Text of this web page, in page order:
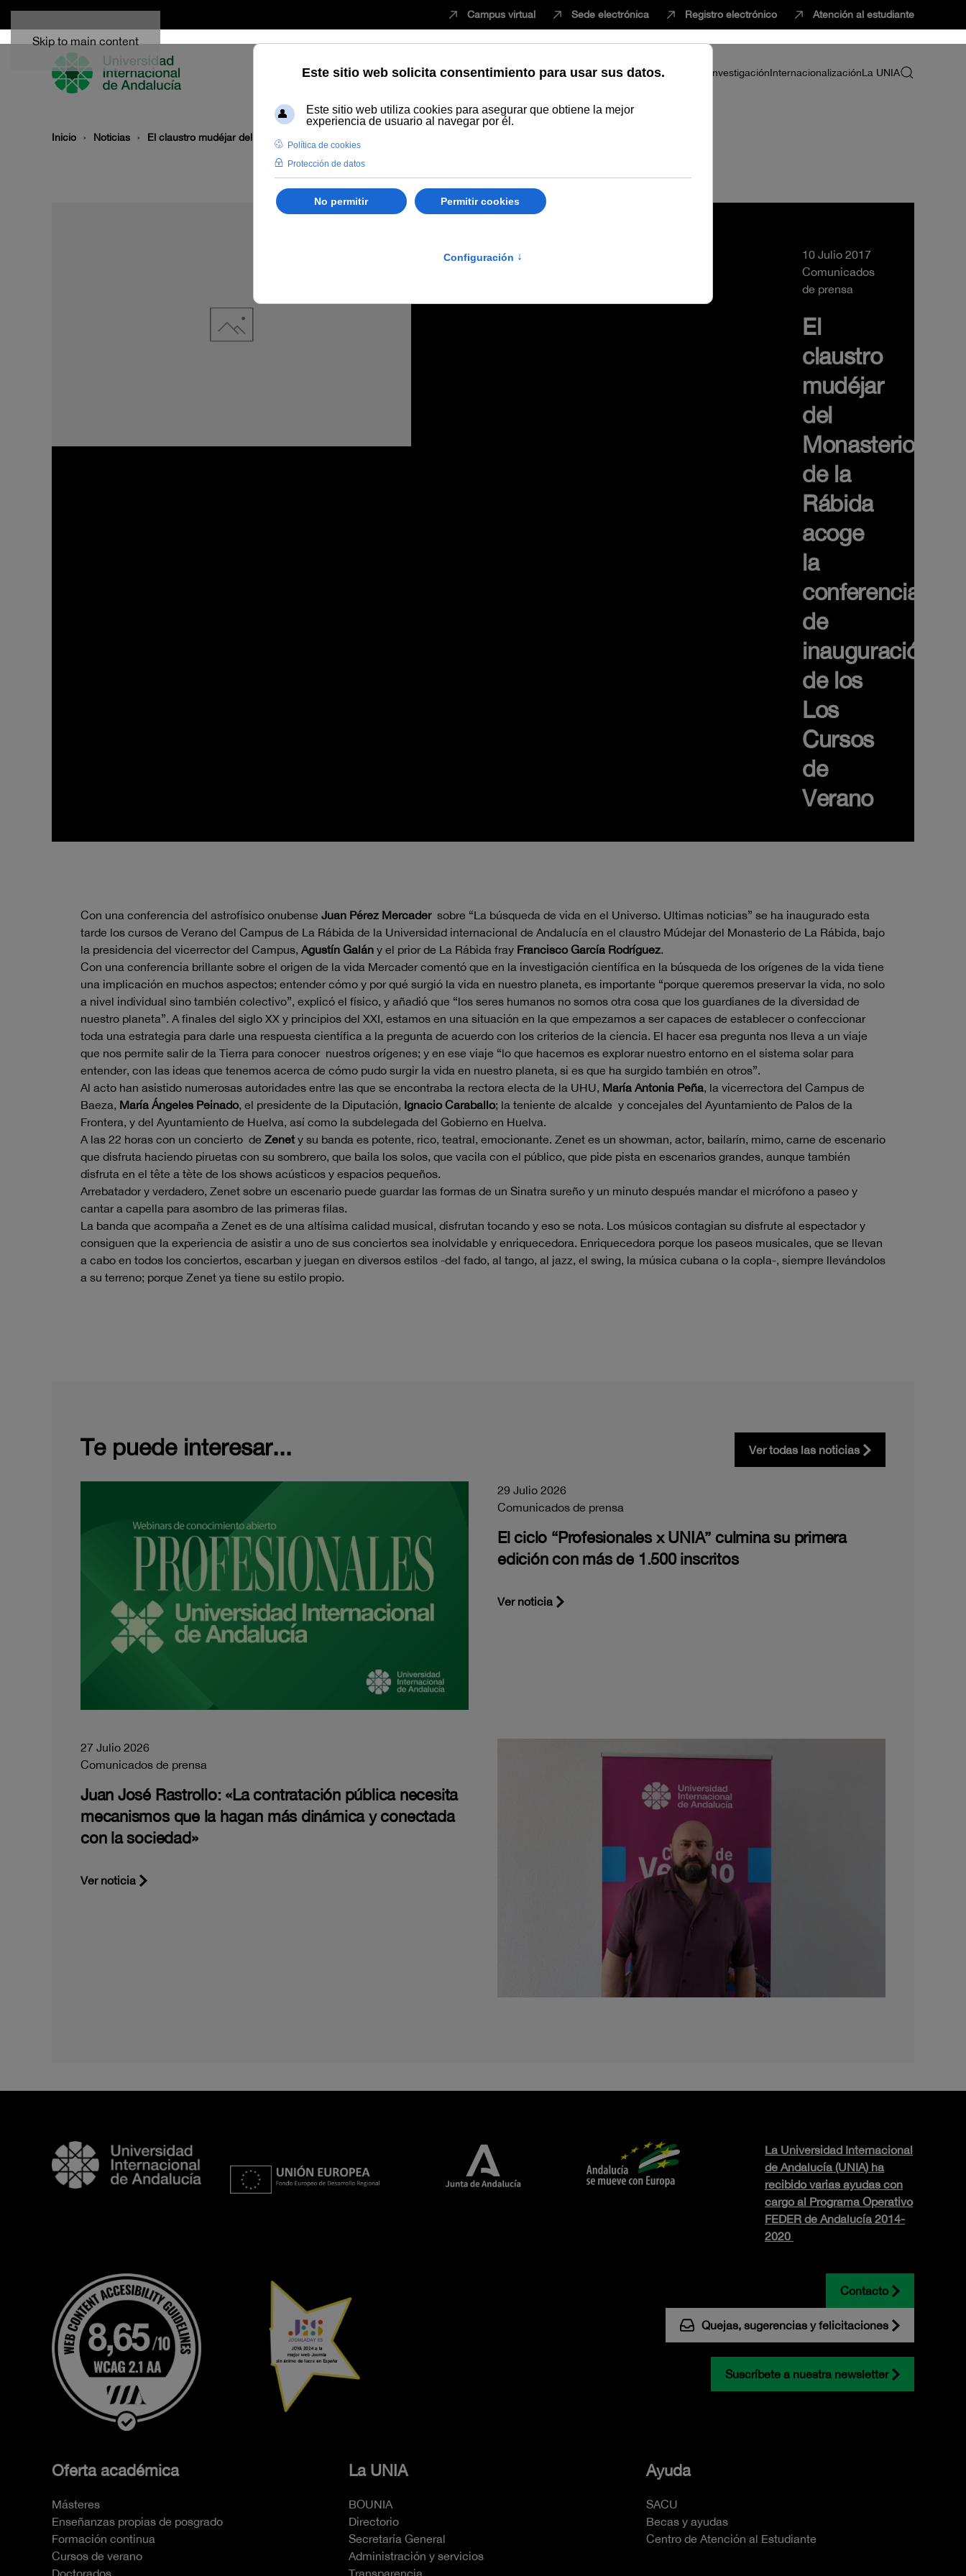
Skip to main content
Campus virtual Sede electrónica Registro electrónico Atención al estudiante
EstudiarInnovaciónVida universitariaProfesorado InvestigaciónInternacionalizaciónLa UNIA
Inicio Noticias El claustro mudéjar del Monasterio de la Rábida acoge la conferencia de inauguración de los Los Cursos de Verano
10 Julio 2017
Comunicados
de prensa
El
claustro
mudéjar
del
Monasterio
de la
Rábida
acoge
la
conferencia
de
inauguración
de los
Los
Cursos
de
Verano
Con una conferencia del astrofísico onubense Juan Pérez Mercadersobre “La búsqueda de vida en el Universo. Ultimas noticias” se ha inaugurado esta
tarde los cursos de Verano del Campus de La Rábida de la Universidad internacional de Andalucía en el claustro Múdejar del Monasterio de La Rábida, bajo
la presidencia del vicerrector del Campus, Agustín Galán y el prior de La Rábida fray Francisco García Rodríguez.
Con una conferencia brillante sobre el origen de la vida Mercader comentó que en la investigación científica en la búsqueda de los orígenes de la vida tiene
una implicación en muchos aspectos; entender cómo y por qué surgió la vida en nuestro planeta, es importante “porque queremos preservar la vida, no solo
a nivel individual sino también colectivo”, explicó el físico, y añadió que “los seres humanos no somos otra cosa que los guardianes de la diversidad de
nuestro planeta”. A finales del siglo XX y principios del XXI, estamos en una situación en la que empezamos a ser capaces de establecer o confeccionar
toda una estrategia para darle una respuesta científica a la pregunta de acuerdo con los criterios de la ciencia. El hacer esa pregunta nos lleva a un viaje
que nos permite salir de la Tierra para conocer nuestros orígenes; y en ese viaje “lo que hacemos es explorar nuestro entorno en el sistema solar para
entender, con las ideas que tenemos acerca de cómo pudo surgir la vida en nuestro planeta, si es que ha surgido también en otros”.
Al acto han asistido numerosas autoridades entre las que se encontraba la rectora electa de la UHU, María Antonia Peña, la vicerrectora del Campus de
Baeza, María Ángeles Peinado, el presidente de la Diputación, Ignacio Caraballo; la teniente de alcalde y concejales del Ayuntamiento de Palos de la
Frontera, y del Ayuntamiento de Huelva, así como la subdelegada del Gobierno en Huelva.
A las 22 horas con un concierto de Zenety su banda es potente, rico, teatral, emocionante. Zenet es un showman, actor, bailarín, mimo, carne de escenario
que disfruta haciendo piruetas con su sombrero, que baila los solos, que vacila con el público, que pide pista en escenarios grandes, aunque también
disfruta en el tête a tète de los shows acústicos y espacios pequeños.
Arrebatador y verdadero, Zenet sobre un escenario puede guardar las formas de un Sinatra sureño y un minuto después mandar el micrófono a paseo y
cantar a capella para asombro de las primeras filas.
La banda que acompaña a Zenet es de una altísima calidad musical, disfrutan tocando y eso se nota. Los músicos contagian su disfrute al espectador y
consiguen que la experiencia de asistir a uno de sus conciertos sea inolvidable y enriquecedora. Enriquecedora porque los paseos musicales, que se llevan
a cabo en todos los conciertos, escarban y juegan en diversos estilos -del fado, al tango, al jazz, el swing, la música cubana o la copla-, siempre llevándolos
a su terreno; porque Zenet ya tiene su estilo propio.
Te puede interesar... Ver todas las noticias
29 Julio 2026
Comunicados de prensa
El ciclo “Profesionales x UNIA” culmina su primera
edición con más de 1.500 inscritos
Ver noticia
27 Julio 2026
Comunicados de prensa
Juan José Rastrollo: «La contratación pública necesita
mecanismos que la hagan más dinámica y conectada
con la sociedad»
Ver noticia
La Universidad Internacional
de Andalucía (UNIA) ha
recibido varias ayudas con
cargo al Programa Operativo
FEDER de Andalucía 2014-
2020
Contacto
Quejas, sugerencias y felicitaciones
Suscríbete a nuestra newsletter
Oferta académica
Másteres
Enseñanzas propias de posgrado
Formación continua
Cursos de verano
Doctorados
La UNIA
BOUNIA
Directorio
Secretaría General
Administración y servicios
Transparencia
Ayuda
SACU
Becas y ayudas
Centro de Atención al Estudiante